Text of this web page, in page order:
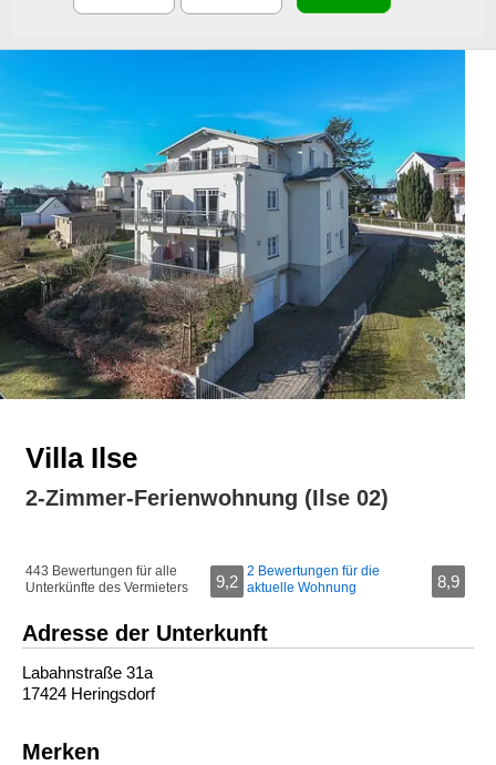
Villa Ilse
2-Zimmer-Ferienwohnung (Ilse 02)
443 Bewertungen für alle
Unterkünfte des Vermieters
9,2
2 Bewertungen für die
aktuelle Wohnung
8,9
Adresse der Unterkunft
Labahnstraße 31a
17424 Heringsdorf
Merken